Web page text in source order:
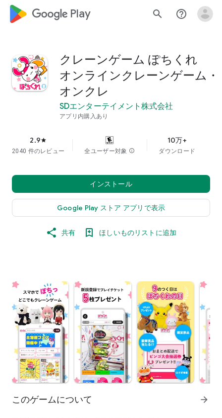
google_logo Play search help_outline
クレーンゲーム ぽちくれ
オンラインクレーンゲーム・
オンクレ
SDエンターテイメント株式会社
アプリ内購入あり
2.9star
2040 件のレビュー 全ユーザー対象 info
10万+
ダウンロード
インストール
Google Play ストア アプリで表示
共有 ほしいものリストに追加
このゲームについて arrow_forward